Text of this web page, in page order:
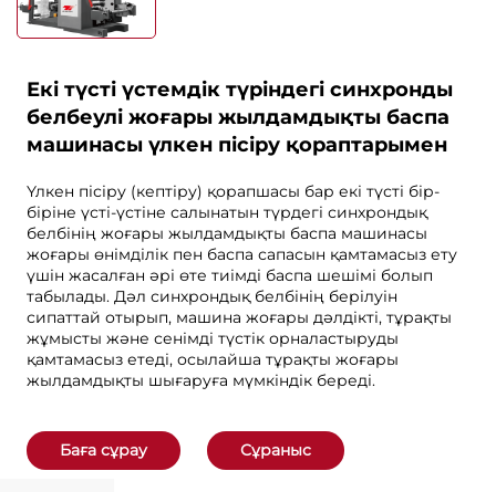
Екі түсті үстемдік түріндегі синхронды
белбеулі жоғары жылдамдықты баспа
машинасы үлкен пісіру қораптарымен
Үлкен пісіру (кептіру) қорапшасы бар екі түсті бір-
біріне үсті-үстіне салынатын түрдегі синхрондық
белбінің жоғары жылдамдықты баспа машинасы
жоғары өнімділік пен баспа сапасын қамтамасыз ету
үшін жасалған әрі өте тиімді баспа шешімі болып
табылады. Дәл синхрондық белбінің берілуін
сипаттай отырып, машина жоғары дәлдікті, тұрақты
жұмысты және сенімді түстік орналастыруды
қамтамасыз етеді, осылайша тұрақты жоғары
жылдамдықты шығаруға мүмкіндік береді.
Баға сұрау Сұраныс